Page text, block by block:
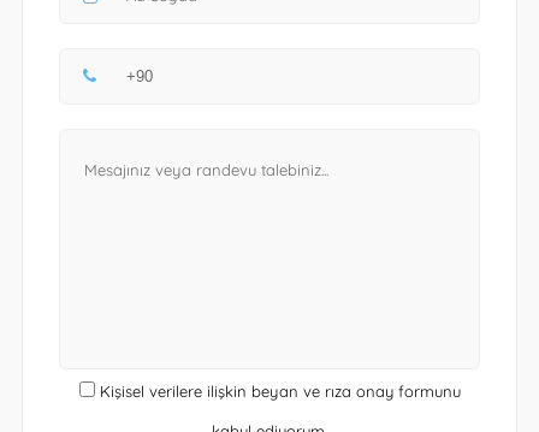
Kişisel verilere ilişkin beyan ve rıza onay formunu